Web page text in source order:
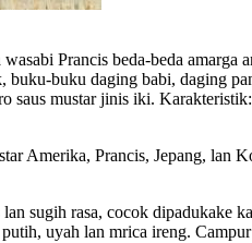
wasabi Prancis beda-beda
buku-buku daging babi, daging
mustar jinis iki.
Amerika, Prancis, Jepang,
sugih rasa, cocok dipadukake
uyah lan mrica ireng.